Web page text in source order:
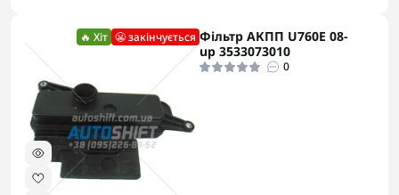
🔥 Хіт 😬 закінчується Фільтр АКПП U760E 08-
up 3533073010
0